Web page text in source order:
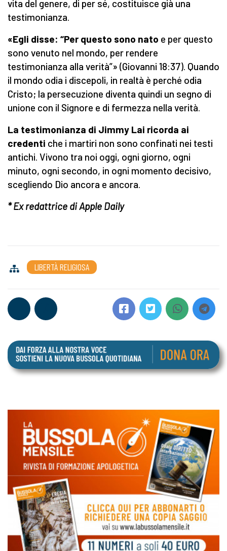
vita del genere, di per sé, costituisce già una
testimonianza.
«Egli disse: “Per questo sono nato e per questo
sono venuto nel mondo, per rendere
testimonianza alla verità”» (Giovanni 18:37). Quando
il mondo odia i discepoli, in realtà è perché odia
Cristo; la persecuzione diventa quindi un segno di
unione con il Signore e di fermezza nella verità.
La testimonianza di Jimmy Lai ricorda ai
credenti che i martiri non sono confinati nei testi
antichi. Vivono tra noi oggi, ogni giorno, ogni
minuto, ogni secondo, in ogni momento decisivo,
scegliendo Dio ancora e ancora.
* Ex redattrice di Apple Daily
LIBERTÀ RELIGIOSA